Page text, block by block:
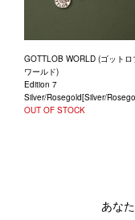
GOTTLOB WORLD (ゴットロ
ワールド)
Edition 7
Silver/Rosegold[Silver/
OUT OF STOCK
あな